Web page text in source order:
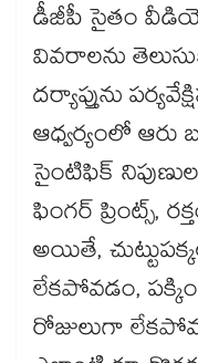
డీజీపీ సైతం
వివరాలను
దర్యాప్తును
ఆధ్వర్యంలో ఆరు
సైంటిఫిక్
ఫింగర్ ప్రింట్స్,
అయితే,
లేకపోవడం,
రోజులుగా